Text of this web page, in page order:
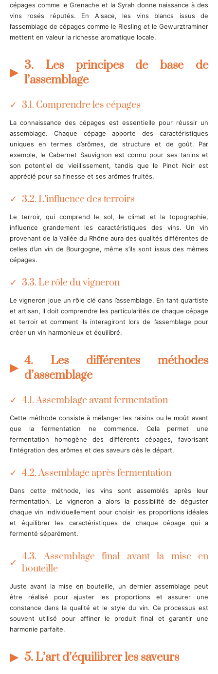
cépages comme le Grenache et la Syrah donne naissance à des
vins rosés réputés. En Alsace, les vins blancs issus de
l’assemblage de cépages comme le Riesling et le Gewurztraminer
mettent en valeur la richesse aromatique locale.
3. Les principes de base de
l’assemblage
3.1. Comprendre les cépages
La connaissance des cépages est essentielle pour réussir un
assemblage. Chaque cépage apporte des caractéristiques
uniques en termes d’arômes, de structure et de goût. Par
exemple, le Cabernet Sauvignon est connu pour ses tanins et
son potentiel de vieillissement, tandis que le Pinot Noir est
apprécié pour sa finesse et ses arômes fruités.
3.2. L’influence des terroirs
Le terroir, qui comprend le sol, le climat et la topographie,
influence grandement les caractéristiques des vins. Un vin
provenant de la Vallée du Rhône aura des qualités différentes de
celles d’un vin de Bourgogne, même s’ils sont issus des mêmes
cépages.
3.3. Le rôle du vigneron
Le vigneron joue un rôle clé dans l’assemblage. En tant qu’artiste
et artisan, il doit comprendre les particularités de chaque cépage
et terroir et comment ils interagiront lors de l’assemblage pour
créer un vin harmonieux et équilibré.
4. Les différentes méthodes
d’assemblage
4.1. Assemblage avant fermentation
Cette méthode consiste à mélanger les raisins ou le moût avant
que la fermentation ne commence. Cela permet une
fermentation homogène des différents cépages, favorisant
l’intégration des arômes et des saveurs dès le départ.
4.2. Assemblage après fermentation
Dans cette méthode, les vins sont assemblés après leur
fermentation. Le vigneron a alors la possibilité de déguster
chaque vin individuellement pour choisir les proportions idéales
et équilibrer les caractéristiques de chaque cépage qui a
fermenté séparément.
4.3. Assemblage final avant la mise en
bouteille
Juste avant la mise en bouteille, un dernier assemblage peut
être réalisé pour ajuster les proportions et assurer une
constance dans la qualité et le style du vin. Ce processus est
souvent utilisé pour affiner le produit final et garantir une
harmonie parfaite.
5. L’art d’équilibrer les saveurs